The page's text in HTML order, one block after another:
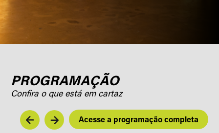
PROGRAMAÇÃO
Confira o que está em cartaz
Acesse a programação completa